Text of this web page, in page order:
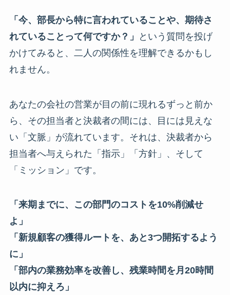
「今、部長から特に言われていることや、期待さ
れていることって何ですか？」
という質問を投げ
かけてみると、二人の関係性を理解できるかもし
れません。
あなたの会社の営業が目の前に現れるずっと前か
ら、その担当者と決裁者の間には、目には見えな
い「文脈」が流れています。それは、決裁者から
担当者へ与えられた「指示」「方針」、そして
「ミッション」です。
「来期までに、この部門のコストを10%削減せ
よ」
「新規顧客の獲得ルートを、あと3つ開拓するよう
に」
「部内の業務効率を改善し、残業時間を月20時間
以内に抑えろ」